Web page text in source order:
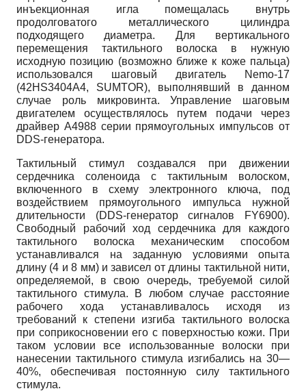
инъекционная игла помещалась внутрь
продолговатого металлического цилиндра
подходящего диаметра. Для вертикального
перемещения тактильного волоска в нужную
исходную позицию (возможно ближе к коже пальца)
использовался шаговый двигатель Nemo-17
(42HS3404A4, SUMTOR), выполнявший в данном
случае роль микровинта. Управление шаговым
двигателем осуществлялось путем подачи через
драйвер А4988 серии прямоугольных импульсов от
DDS-генератора.
Тактильный стимул создавался при движении
сердечника соленоида с тактильным волоском,
включенного в схему электронного ключа, под
воздействием прямоугольного импульса нужной
длительности (DDS-генератор сигналов FY6900).
Свободный рабочий ход сердечника для каждого
тактильного волоска механическим способом
устанавливался на заданную условиями опыта
длину (4 и 8 мм) и зависел от длины тактильной нити,
определяемой, в свою очередь, требуемой силой
тактильного стимула. В любом случае расстояние
рабочего хода устанавливалось исходя из
требований к степени изгиба тактильного волоска
при соприкосновении его с поверхностью кожи. При
таком условии все использованные волоски при
нанесении тактильного стимула изгибались на 30—
40%, обеспечивая постоянную силу тактильного
стимула.